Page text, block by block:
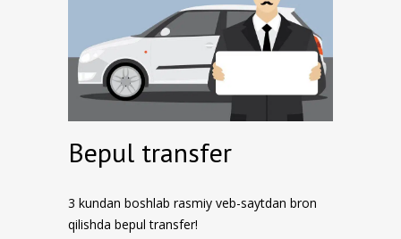
Bepul transfer
3 kundan boshlab rasmiy veb-saytdan bron
qilishda bepul transfer!